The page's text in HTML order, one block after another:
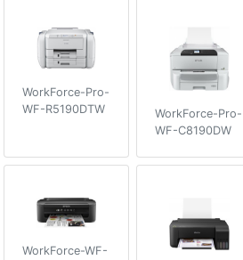
WorkForce-Pro-
WF-R5190DTW
WorkForce-Pro-
WF-C8190DW
WorkForce-WF-